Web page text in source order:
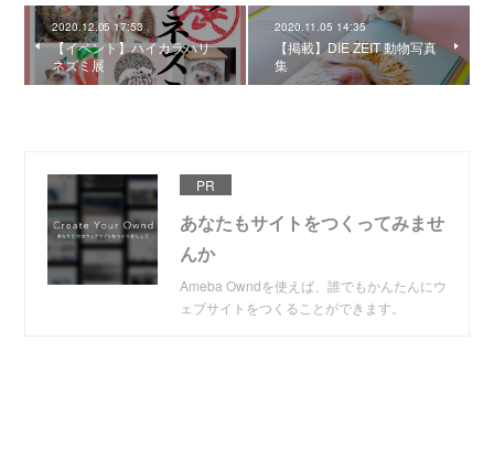
2020.12.05 17:53
【イベント】ハイカラハリ
ネズミ展
2020.11.05 14:35
【掲載】DIE ZEIT 動物写真
集
PR
あなたもサイトをつくってみませ
んか
Ameba Owndを使えば、誰でもかんたんにウ
ェブサイトをつくることができます。